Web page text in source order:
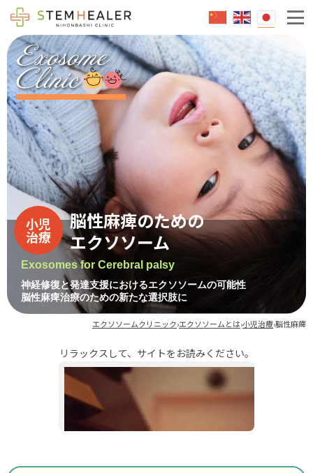
エクソソームとは
成人治療
脳卒中
糖尿病
不整脈
小児治療
脳性麻痺
急性脳症後遺症
自閉症
健康維持
美容・エイジングケア
シミ・しわ
肌荒れ
小児
治療
脳性麻痺のための
エクソソーム
Exosomes for Cerebral palsy
神経修復と発達支援におけるエクソソームの可能性
脳性麻痺治療のための新たな選択肢に
エクソソームクリニック›エクソソームとは›小児治療›脳性麻痺
リラックスして、サイトをお読みください。